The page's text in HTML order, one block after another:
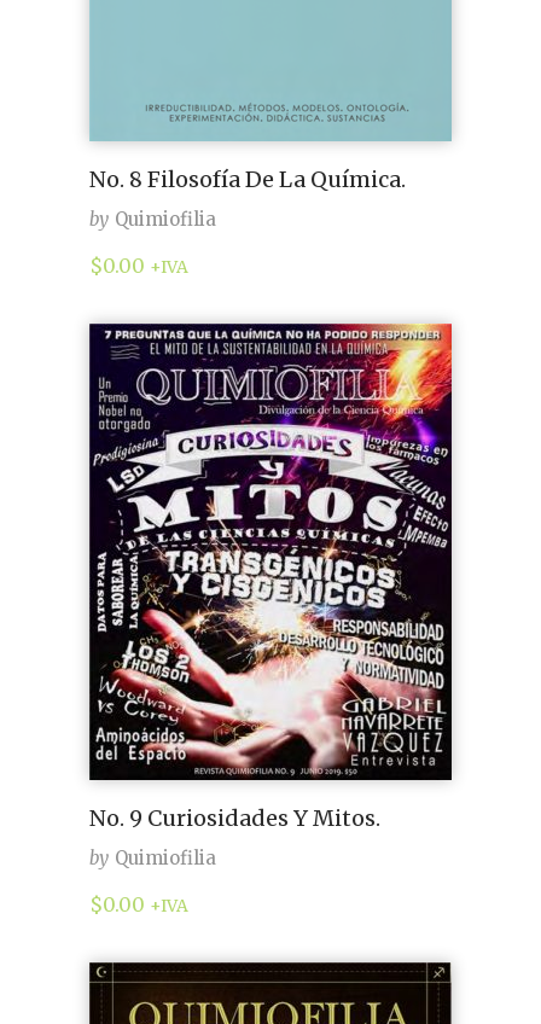
No. 8 Filosofía De La Química.
by Quimiofilia
$0.00 +IVA
No. 9 Curiosidades Y Mitos.
by Quimiofilia
$0.00 +IVA